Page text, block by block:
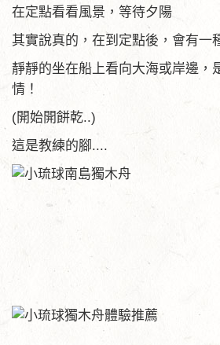
在定點看看風景，等待夕陽
其實說真的，在到定點後，會有一
靜靜的坐在船上看向大海或岸邊，
情！
(開始開餅乾..)
這是教練的腳....